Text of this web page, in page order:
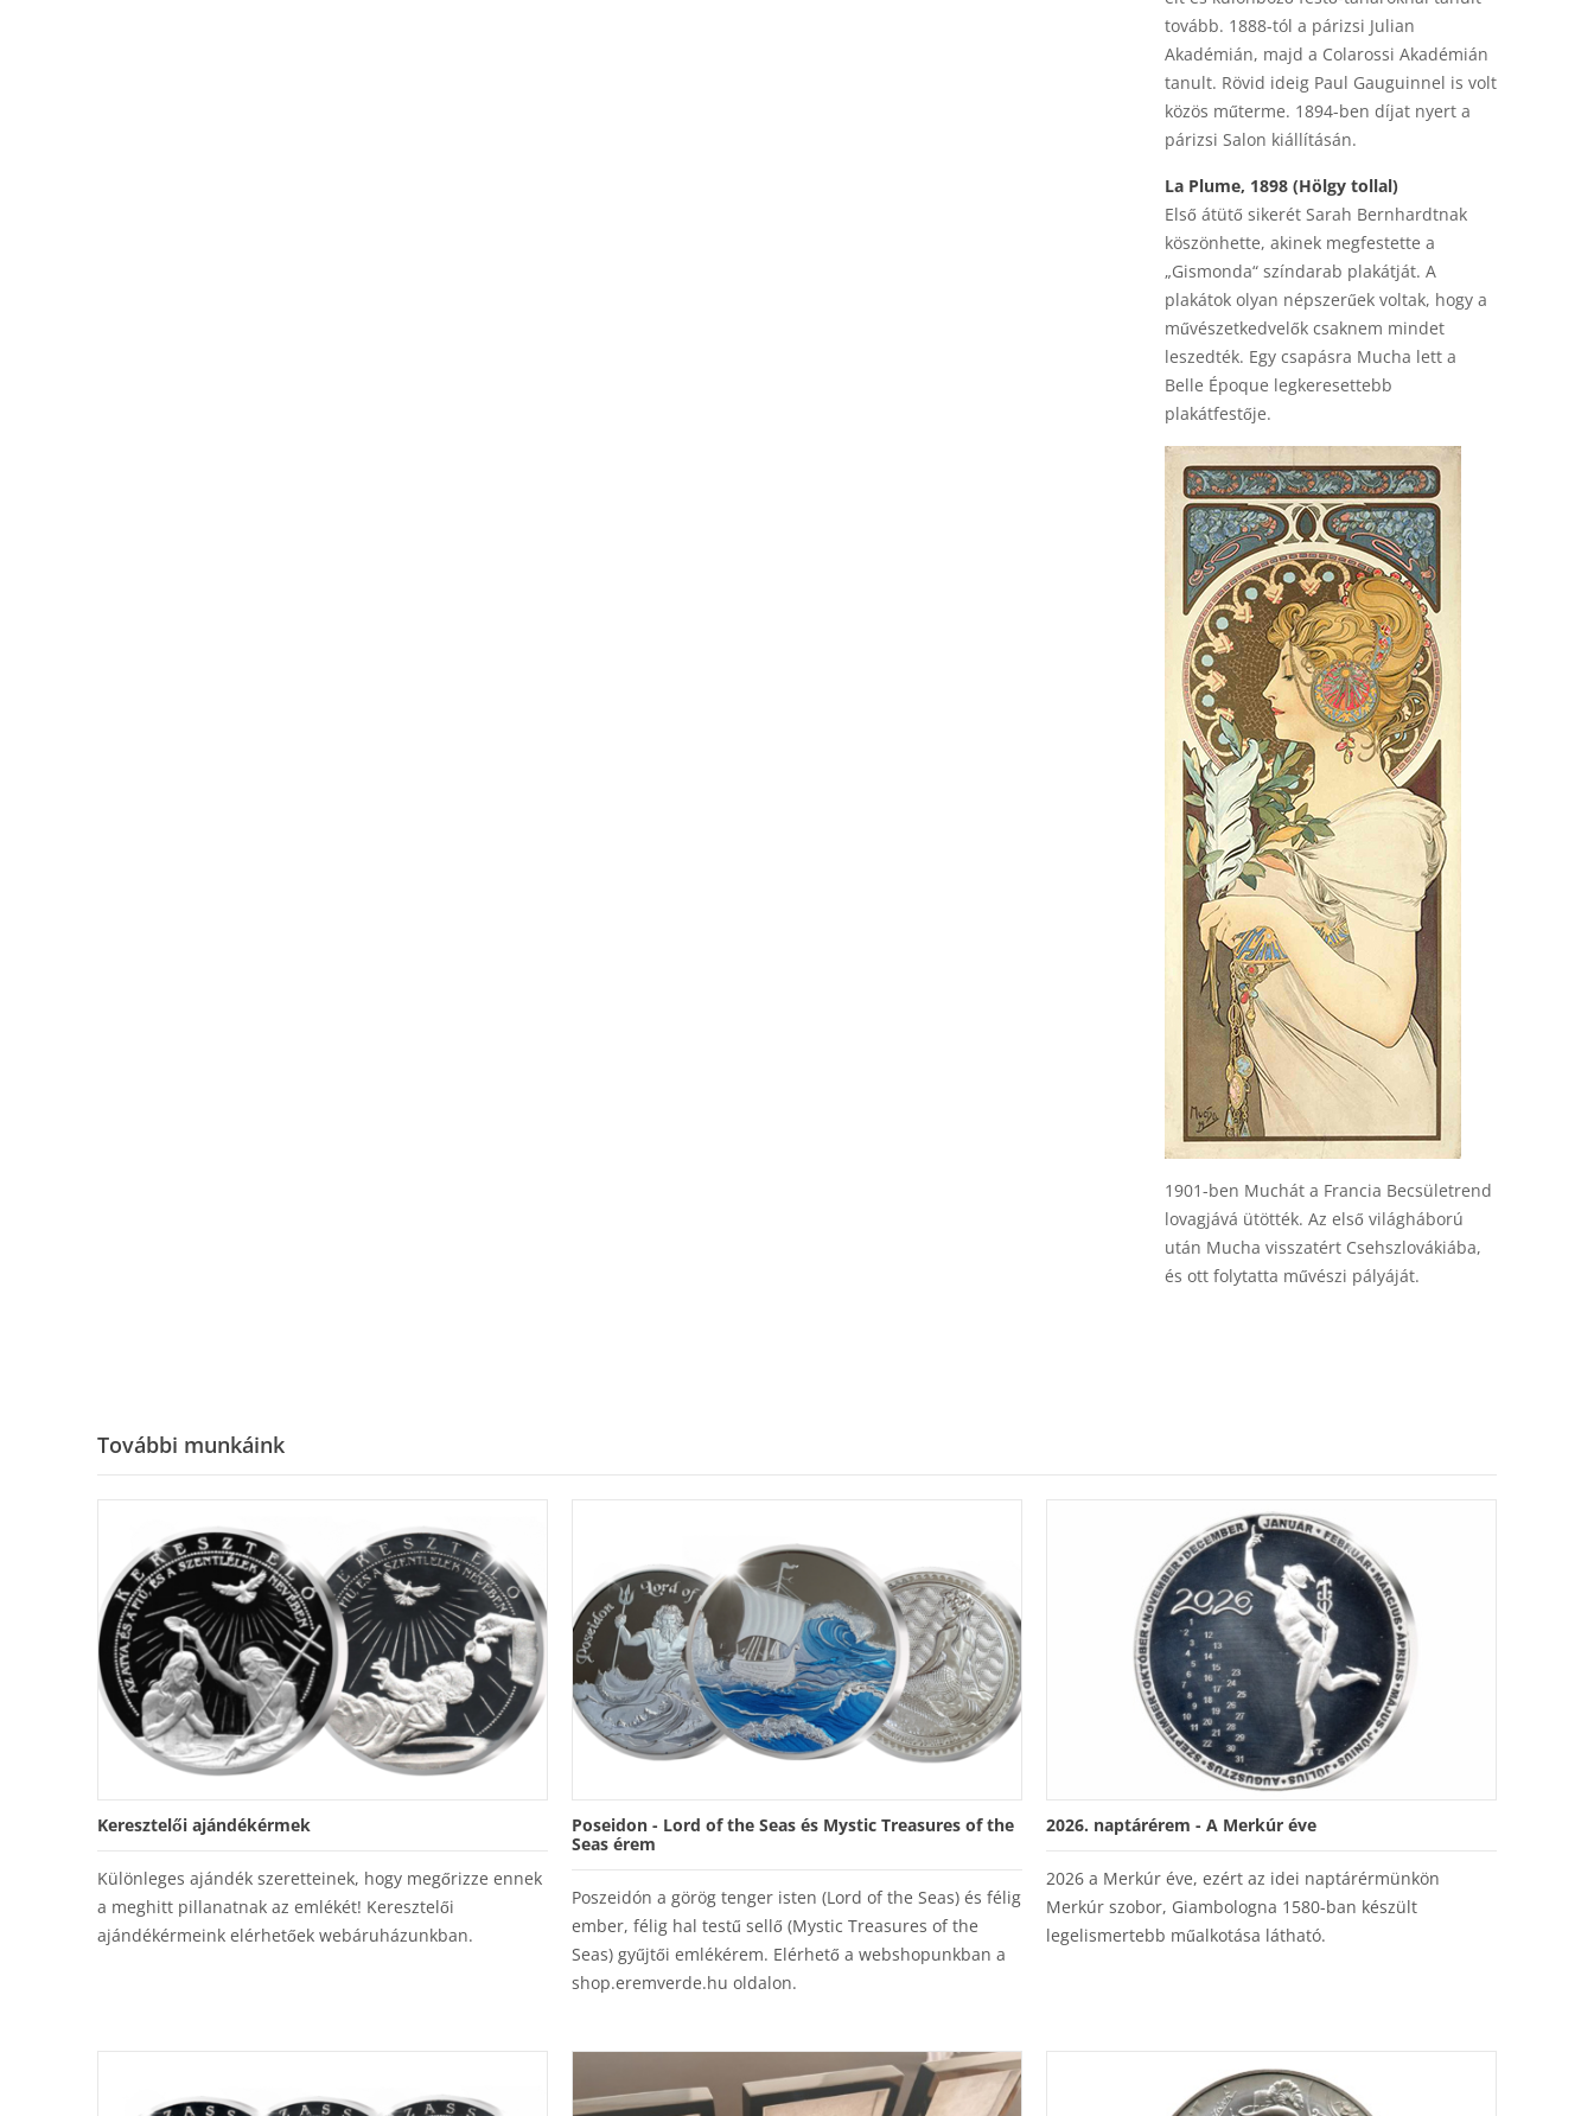
tovább. 1888-tól a párizsi Julian
Akadémián, majd a Colarossi Akadémián
tanult. Rövid ideig Paul Gauguinnel is volt
közös műterme. 1894-ben díjat nyert a
párizsi Salon kiállításán.
La Plume, 1898 (Hölgy tollal)
Első átütő sikerét Sarah Bernhardtnak
köszönhette, akinek megfestette a
„Gismonda“ színdarab plakátját. A
plakátok olyan népszerűek voltak, hogy a
művészetkedvelők csaknem mindet
leszedték. Egy csapásra Mucha lett a
Belle Époque legkeresettebb
plakátfestője.
1901-ben Muchát a Francia Becsületrend
lovagjává ütötték. Az első világháború
után Mucha visszatért Csehszlovákiába,
és ott folytatta művészi pályáját.
További munkáink
Keresztelői ajándékérmek
Különleges ajándék szeretteinek, hogy megőrizze ennek
a meghitt pillanatnak az emlékét! Keresztelői
ajándékérmeink elérhetőek webáruházunkban.
Poseidon - Lord of the Seas és Mystic Treasures of the
Seas érem
Poszeidón a görög tenger isten (Lord of the Seas) és félig
ember, félig hal testű sellő (Mystic Treasures of the
Seas) gyűjtői emlékérem. Elérhető a webshopunkban a
shop.eremverde.hu oldalon.
2026. naptárérem - A Merkúr éve
2026 a Merkúr éve, ezért az idei naptárérmünkön
Merkúr szobor, Giambologna 1580-ban készült
legelismertebb műalkotása látható.